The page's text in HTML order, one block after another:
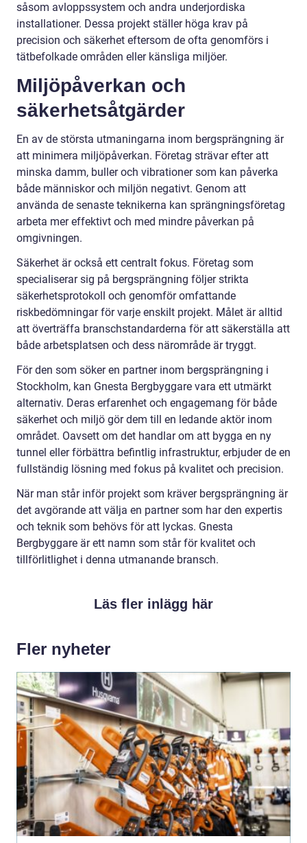
såsom avloppssystem och andra underjordiska
installationer. Dessa projekt ställer höga krav på
precision och säkerhet eftersom de ofta genomförs i
tätbefolkade områden eller känsliga miljöer.
Miljöpåverkan och
säkerhetsåtgärder
En av de största utmaningarna inom bergsprängning är
att minimera miljöpåverkan. Företag strävar efter att
minska damm, buller och vibrationer som kan påverka
både människor och miljön negativt. Genom att
använda de senaste teknikerna kan sprängningsföretag
arbeta mer effektivt och med mindre påverkan på
omgivningen.
Säkerhet är också ett centralt fokus. Företag som
specialiserar sig på bergsprängning följer strikta
säkerhetsprotokoll och genomför omfattande
riskbedömningar för varje enskilt projekt. Målet är alltid
att överträffa branschstandarderna för att säkerställa att
både arbetsplatsen och dess närområde är tryggt.
För den som söker en partner inom bergsprängning i
Stockholm, kan Gnesta Bergbyggare vara ett utmärkt
alternativ. Deras erfarenhet och engagemang för både
säkerhet och miljö gör dem till en ledande aktör inom
området. Oavsett om det handlar om att bygga en ny
tunnel eller förbättra befintlig infrastruktur, erbjuder de en
fullständig lösning med fokus på kvalitet och precision.
När man står inför projekt som kräver bergsprängning är
det avgörande att välja en partner som har den expertis
och teknik som behövs för att lyckas. Gnesta
Bergbyggare är ett namn som står för kvalitet och
tillförlitlighet i denna utmanande bransch.
Läs fler inlägg här
Fler nyheter